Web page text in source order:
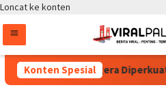
Loncat ke konten
Konten Spesial
UMKM Digital Segera Diperkuat